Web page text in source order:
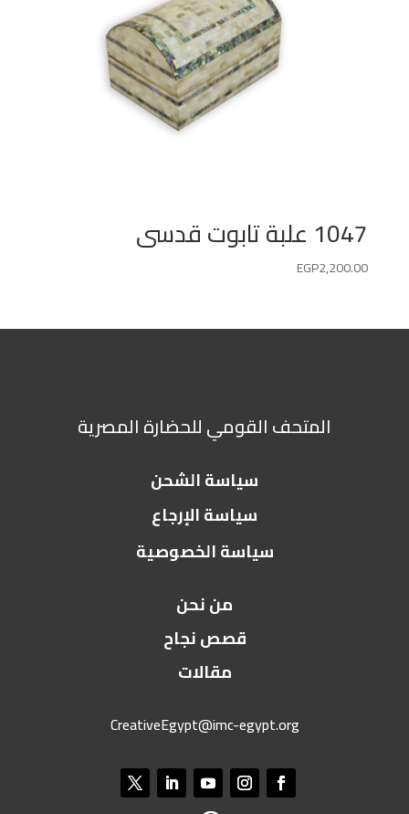
1047 علبة تابوت قدسى
EGP2,200.00
المتحف القومي للحضارة المصرية
سياسة الشحن
سياسة الإرجاع
سياسة الخصوصية
من نحن
قصص نجاح
مقالات
CreativeEgypt@imc-egypt.org